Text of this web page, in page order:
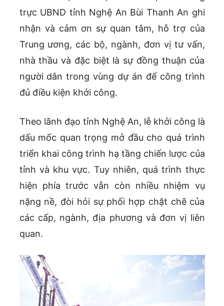
trực UBND tỉnh Nghệ An Bùi Thanh An ghi
nhận và cảm ơn sự quan tâm, hỗ trợ của
Trung ương, các bộ, ngành, đơn vị tư vấn,
nhà thầu và đặc biệt là sự đồng thuận của
người dân trong vùng dự án để công trình
đủ điều kiện khởi công.
Theo lãnh đạo tỉnh Nghệ An, lễ khởi công là
dấu mốc quan trọng mở đầu cho quá trình
triển khai công trình hạ tầng chiến lược của
tỉnh và khu vực. Tuy nhiên, quá trình thực
hiện phía trước vẫn còn nhiều nhiệm vụ
nặng nề, đòi hỏi sự phối hợp chặt chẽ của
các cấp, ngành, địa phương và đơn vị liên
quan.